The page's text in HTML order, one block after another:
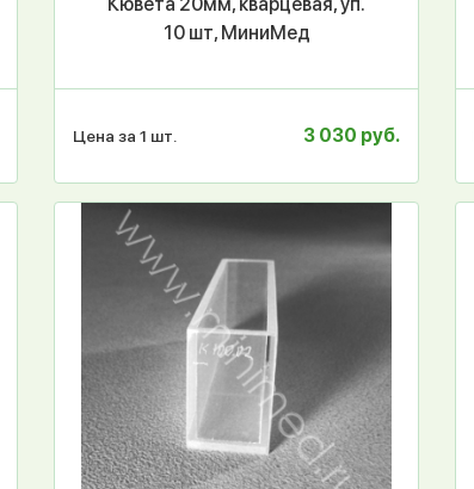
Кювета 20мм, кварцевая, уп.
10 шт, МиниМед
Цена за 1 шт. 3 030 руб.